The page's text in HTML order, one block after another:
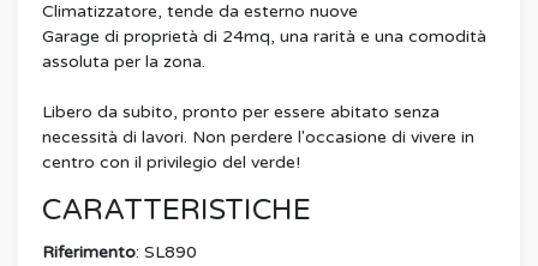
Climatizzatore, tende da esterno nuove
Garage di proprietà di 24mq, una rarità e una comodità
assoluta per la zona.
Libero da subito, pronto per essere abitato senza
necessità di lavori. Non perdere l'occasione di vivere in
centro con il privilegio del verde!
CARATTERISTICHE
Riferimento: SL890